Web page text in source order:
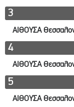
3
ΑΙΘΟΥΣΑ
4
ΑΙΘΟΥΣΑ
5
ΑΙΘΟΥΣΑ